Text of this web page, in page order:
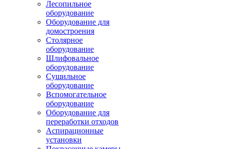
Лесопильное
оборудование
Оборудование для
домостроения
Столярное
оборудование
Шлифовальное
оборудование
Сушильное
оборудование
Вспомогательное
оборудование
Оборудование для
переработки отходов
Аспирационные
установки